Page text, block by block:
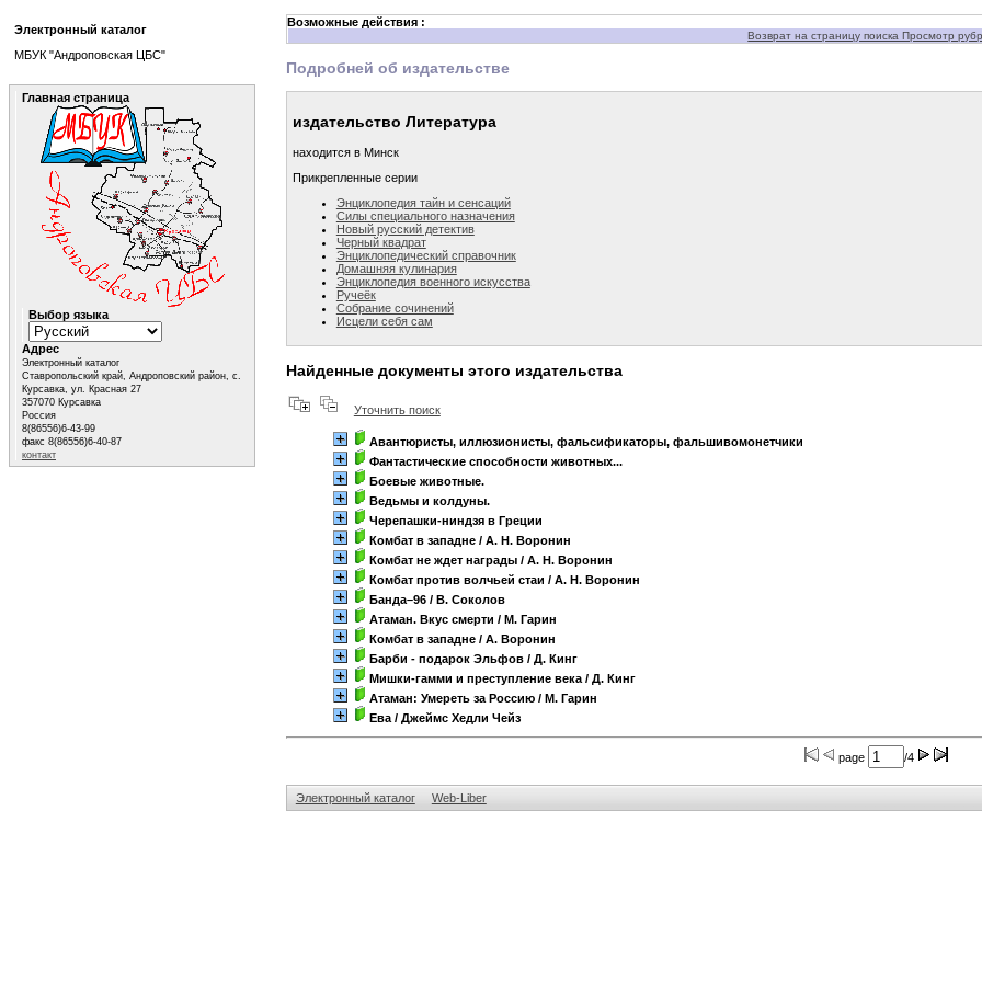
Возможные действия :
Возврат на страницу поиска Просмотр
Подробней об издательстве
издательство Литература
находится в Минск
Прикрепленные серии
Энциклопедия тайн и сенсаций
Силы специального назначения
Новый русский детектив
Черный квадрат
Энциклопедический справочник
Домашняя кулинария
Энциклопедия военного искусства
Ручеёк
Собрание сочинений
Исцели себя сам
Найденные документы этого издательства
Уточнить поиск
Авантюристы, иллюзионисты, фальсификаторы, фальшивомонетчики
Фантастические способности животных...
Боевые животные.
Ведьмы и колдуны.
Черепашки-ниндзя в Греции
Комбат в западне/ А. Н. Воронин
Комбат не ждет награды/ А. Н. Воронин
Комбат против волчьей стаи / А. Н. Воронин
Банда–96/ В. Соколов
Атаман. Вкус смерти / М. Гарин
Комбат в западне/ А. Воронин
Барби - подарок Эльфов/ Д. Кинг
Мишки-гамми и преступление века/ Д. Кинг
Атаман: Умереть за Россию/ М. Гарин
Ева/ Джеймс Хедли Чейз
page /4
Электронный каталог Web-Liber
Электронный каталог
МБУК "Андроповская ЦБС"
Главная страница
Выбор языка
Адрес
Электронный каталог
Ставропольский край, Андроповский район, с.
Курсавка, ул. Красная 27
357070 Курсавка
Россия
8(86556)6-43-99
факс 8(86556)6-40-87
контакт